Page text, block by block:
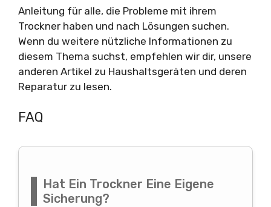
Anleitung für alle, die Probleme mit ihrem
Trockner haben und nach Lösungen suchen.
Wenn du weitere nützliche Informationen zu
diesem Thema suchst, empfehlen wir dir, unsere
anderen Artikel zu Haushaltsgeräten und deren
Reparatur zu lesen.
FAQ
Hat Ein Trockner Eine Eigene
Sicherung?